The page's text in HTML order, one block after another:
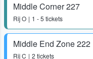
Middle Corner 227
RijO 1 - 5 tickets
Middle End Zone 222
RijC 2 tickets